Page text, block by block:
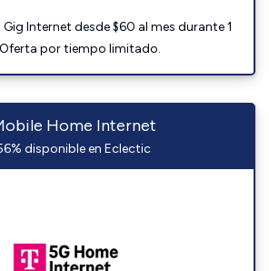
Internet desde $60 al mes durante 1
por tiempo limitado.
Home Internet
disponible en Eclectic